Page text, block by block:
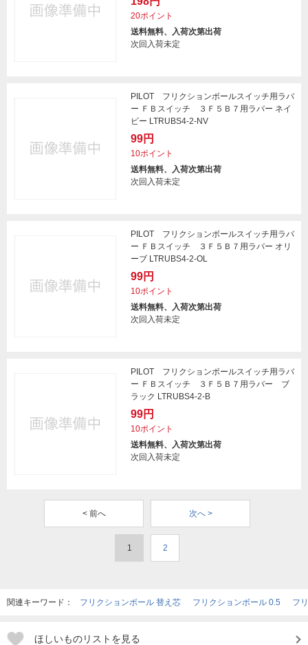
20ポイント
送料無料、入荷次第出荷
次回入荷未定
PILOT フリクションボールスイッチ用ラバ
ー ＦＢスイッチ ３Ｆ５Ｂ７用ラバー ネイ
ビー LTRUBS4-2-NV
99円
10ポイント
送料無料、入荷次第出荷
次回入荷未定
PILOT フリクションボールスイッチ用ラバ
ー ＦＢスイッチ ３Ｆ５Ｂ７用ラバー オリ
ーブ LTRUBS4-2-OL
99円
10ポイント
送料無料、入荷次第出荷
次回入荷未定
PILOT フリクションボールスイッチ用ラバ
ー ＦＢスイッチ ３Ｆ５Ｂ７用ラバー ブ
ラック LTRUBS4-2-B
99円
10ポイント
送料無料、入荷次第出荷
次回入荷未定
< 前へ 次へ >
1 2
関連キーワード： フリクションボール 替え芯 フリクションボール 0.5 フ
ほしいものリストを見る